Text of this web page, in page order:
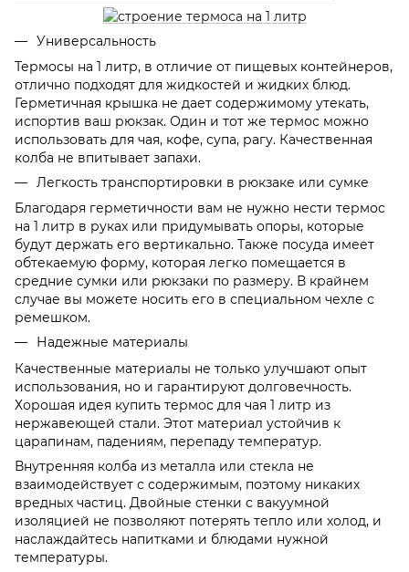
Универсальность
Термосы на 1 литр, в отличие от пищевых контейнеров,
отлично подходят для жидкостей и жидких блюд.
Герметичная крышка не дает содержимому утекать,
испортив ваш рюкзак. Один и тот же термос можно
использовать для чая, кофе, супа, рагу. Качественная
колба не впитывает запахи.
Легкость транспортировки в рюкзаке или сумке
Благодаря герметичности вам не нужно нести термос
на 1 литр в руках или придумывать опоры, которые
будут держать его вертикально. Также посуда имеет
обтекаемую форму, которая легко помещается в
средние сумки или рюкзаки по размеру. В крайнем
случае вы можете носить его в специальном чехле с
ремешком.
Надежные материалы
Качественные материалы не только улучшают опыт
использования, но и гарантируют долговечность.
Хорошая идея купить термос для чая 1 литр из
нержавеющей стали. Этот материал устойчив к
царапинам, падениям, перепаду температур.
Внутренняя колба из металла или стекла не
взаимодействует с содержимым, поэтому никаких
вредных частиц. Двойные стенки с вакуумной
изоляцией не позволяют потерять тепло или холод, и
наслаждайтесь напитками и блюдами нужной
температуры.